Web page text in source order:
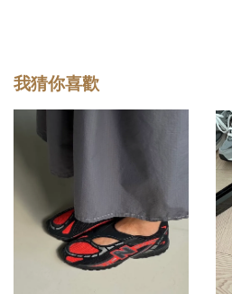
我猜你喜歡